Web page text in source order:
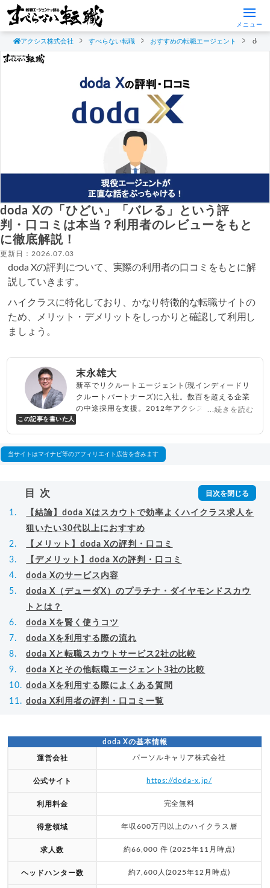
メニュー
アクシス株式会社 すべらない転職 おすすめの転職エージェント doda
doda Xの「ひどい」「バレる」という評
判・口コミは本当？利用者のレビューをもと
に徹底解説！
更新日：2026.07.03
doda Xの評判について、実際の利用者の口コミをもとに解
説していきます。
ハイクラスに特化しており、かなり特徴的な転職サイトの
ため、メリット・デメリットをしっかりと確認して利用し
ましょう。
この記事を書いた人
末永雄大
新卒でリクルートエージェント(現インディードリ
クルートパートナーズ)に入社。数百を超える企業
の中途採用を支援。2012年アクシス(株)設立、代
べらない転職エージェント
...続きを読む
当サイトはマイナビ等のアフィリエイト広告を含みます
目次
【結論】doda Xはスカウトで効率よくハイクラス求人を
狙いたい30代以上におすすめ
【メリット】doda Xの評判・口コミ
【デメリット】doda Xの評判・口コミ
doda Xのサービス内容
doda X（デューダX）のプラチナ・ダイヤモンドスカウ
トとは？
doda Xを賢く使うコツ
doda Xを利用する際の流れ
doda Xと転職スカウトサービス2社の比較
doda Xとその他転職エージェント3社の比較
doda Xを利用する際によくある質問
doda X利用者の評判・口コミ一覧
doda Xの基本情報
運営会社 パーソルキャリア株式会社
公式サイト https://doda-x.jp/
利用料金 完全無料
得意領域 年収600万円以上のハイクラス層
求人数 約66,000 件 (2025年11月時点)
ヘッドハンター数 約7,600人(2025年12月時点)